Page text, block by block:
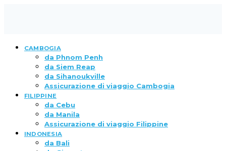
CAMBOGIA
da Phnom Penh
da Siem Reap
da Sihanoukville
Assicurazione di viaggio Cambogia
FILIPPINE
da Cebu
da Manila
Assicurazione di viaggio Filippine
INDONESIA
da Bali